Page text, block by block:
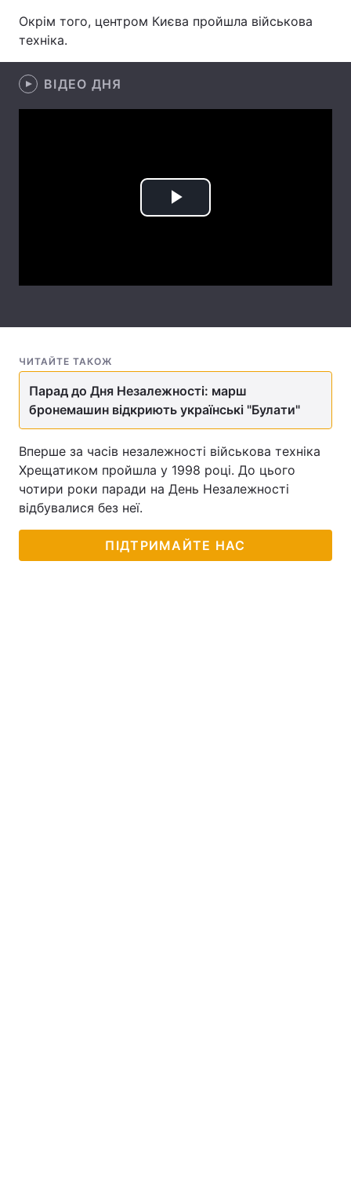
Здоров'я
Цікавинки
Тема оформлення
Окрім того, центром Києва пройшла військова
техніка.
ВІДЕО ДНЯ
Play
ЧИТАЙТЕ ТАКОЖ
Парад до Дня Незалежності: марш
бронемашин відкриють українські "Булати"
Вперше за часів незалежності військова техніка
Хрещатиком пройшла у 1998 році. До цього
чотири роки паради на День Незалежності
відбувалися без неї.
ПІДТРИМАЙТЕ НАС